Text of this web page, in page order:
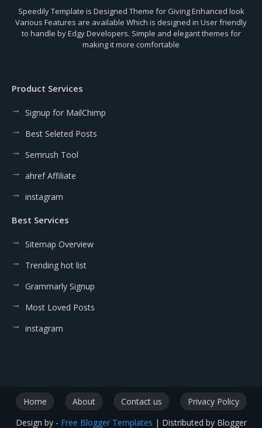
Speedily Template is Designed Theme for Giving Enhanced look
Various Features are available Which is designed in User friendly
to handle by Edgy Developers. Simple and elegant themes for
making it more comfortable
Product Services
Signup for MailChimp
Best Seleted Posts
Semrush Tool
ahref Affiliate
instagram
Best Services
Sitemap Overview
Trending hot list
Grammarly Signup
Most Loved Posts
instagram
Home About Contact us
Privacy Policy
Design by - Free Blogger Templates | Distributed by Blogger